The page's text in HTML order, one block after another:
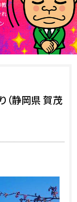
教
れ
（静岡県 賀茂